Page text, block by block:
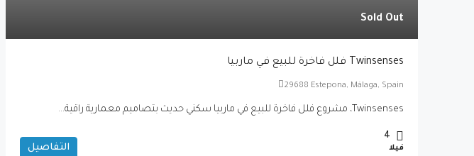
Sold Out
Twinsenses فلل فاخرة للبيع في ماربيا
29688 Estepona, Málaga, Spain
Twinsenses، مشروع فلل فاخرة للبيع في ماربيا سكني حديث بتصاميم معمارية راقية...
4
فيلا التفاصيل